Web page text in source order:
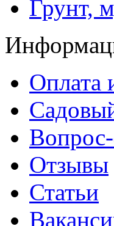
Грунт,
Оплата
Отзывы
Статьи